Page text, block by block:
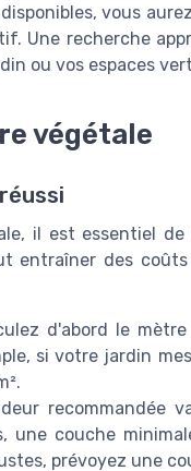
vous
Une recherche
ou vos espaces
végétale
il est essentiel
entraîner des
d'abord le
si votre jardin
recommandée
une couche
prévoyez une